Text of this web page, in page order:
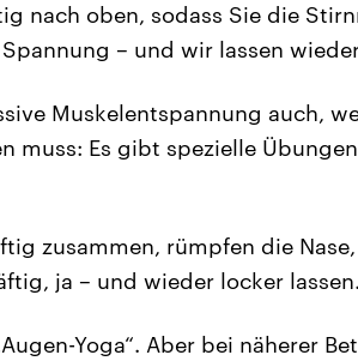
nach oben, sodass Sie die
– und wir lassen
Muskelentspannung auch,
muss: Es gibt spezielle
zusammen, rümpfen die
ja – und wieder locker
Yoga“. Aber bei näherer